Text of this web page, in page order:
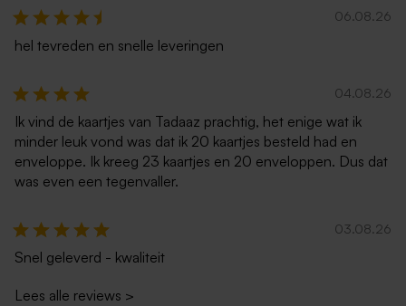
naam en schuifdeksel
06.08.26
hel tevreden en snelle leveringen
04.08.26
Ik vind de kaartjes van Tadaaz prachtig, het enige wat ik
minder leuk vond was dat ik 20 kaartjes besteld had en
enveloppe. Ik kreeg 23 kaartjes en 20 enveloppen. Dus dat
was even een tegenvaller.
03.08.26
Snel geleverd - kwaliteit
Lees alle reviews >